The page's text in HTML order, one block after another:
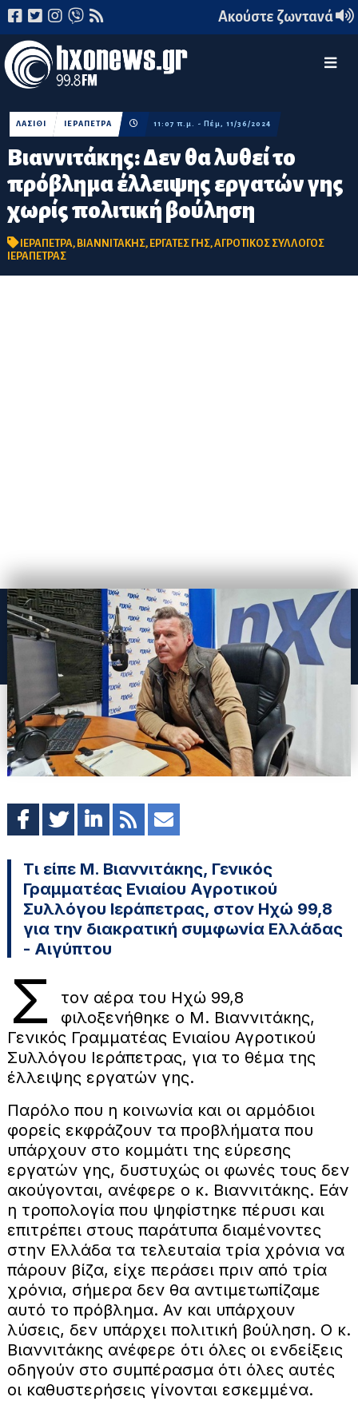
Ακούστε ζωντανά
Βιαννιτάκης: Δεν θα λυθεί το
πρόβλημα έλλειψης εργατών γης
χωρίς πολιτική βούληση
ΛΑΣΙΘΙ ΙΕΡΑΠΕΤΡΑ 11:07 π.μ. - Πέμ, 11/36/2024
ΙΕΡΑΠΕΤΡΑ, ΒΙΑΝΝΙΤΑΚΗΣ, ΕΡΓΑΤΕΣ ΓΗΣ,ΑΓΡΟΤΙΚΟΣ ΣΥΛΛΟΓΟΣ
ΙΕΡΑΠΕΤΡΑΣ
Τι είπε Μ. Βιαννιτάκης, Γενικός
Γραμματέας Ενιαίου Αγροτικού
Συλλόγου Ιεράπετρας, στον Ηχώ 99,8
για την διακρατική συμφωνία Ελλάδας
- Αιγύπτου
Σ
τον αέρα του Ηχώ 99,8
φιλοξενήθηκε ο Μ. Βιαννιτάκης,
Γενικός Γραμματέας Ενιαίου Αγροτικού
Συλλόγου Ιεράπετρας, για το θέμα της
έλλειψης εργατών γης.
Παρόλο που η κοινωνία και οι αρμόδιοι
φορείς εκφράζουν τα προβλήματα που
υπάρχουν στο κομμάτι της εύρεσης
εργατών γης, δυστυχώς οι φωνές τους δεν
ακούγονται, ανέφερε ο κ. Βιαννιτάκης. Εάν
η τροπολογία που ψηφίστηκε πέρυσι και
επιτρέπει στους παράτυπα διαμένοντες
στην Ελλάδα τα τελευταία τρία χρόνια να
πάρουν βίζα, είχε περάσει πριν από τρία
χρόνια, σήμερα δεν θα αντιμετωπίζαμε
αυτό το πρόβλημα. Αν και υπάρχουν
λύσεις, δεν υπάρχει πολιτική βούληση. Ο κ.
Βιαννιτάκης ανέφερε ότι όλες οι ενδείξεις
οδηγούν στο συμπέρασμα ότι όλες αυτές
οι καθυστερήσεις γίνονται εσκεμμένα.